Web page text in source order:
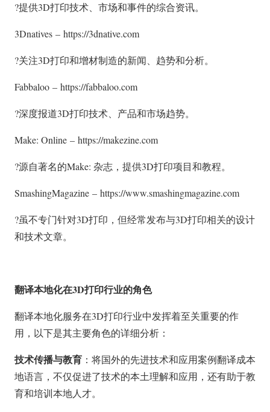
?提供3D打印技术、市场和事件的综合资讯。
3Dnatives – https://3dnative.com
?关注3D打印和增材制造的新闻、趋势和分析。
Fabbaloo – https://fabbaloo.com
?深度报道3D打印技术、产品和市场趋势。
Make: Online – https://makezine.com
?源自著名的Make: 杂志，提供3D打印项目和教程。
SmashingMagazine – https://www.smashingmagazine.com
?虽不专门针对3D打印，但经常发布与3D打印相关的设计
和技术文章。
翻译本地化在3D打印行业的角色
翻译本地化服务在3D打印行业中发挥着至关重要的作
用，以下是其主要角色的详细分析：
技术传播与教育 ：将国外的先进技术和应用案例翻译成本
地语言，不仅促进了技术的本土理解和应用，还有助于教
育和培训本地人才。